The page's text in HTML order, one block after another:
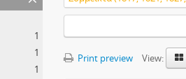
1
1
1
Print preview View: